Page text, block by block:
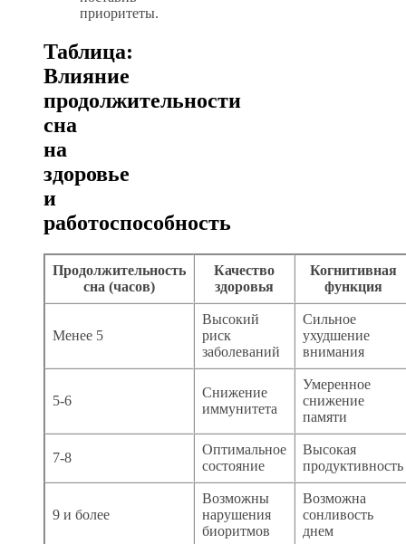
приоритеты.
Таблица:
Влияние
продолжительности
сна
на
здоровье
и
работоспособность
Продолжительность
сна (часов)
Качество
здоровья
Когнитивная
функция
Менее 5
Высокий
риск
заболеваний
Сильное
ухудшение
внимания
5-6
Снижение
иммунитета
Умеренное
снижение
памяти
7-8
Оптимальное
состояние
Высокая
продуктивность
9 и более
Возможны
нарушения
биоритмов
Возможна
сонливость
днем